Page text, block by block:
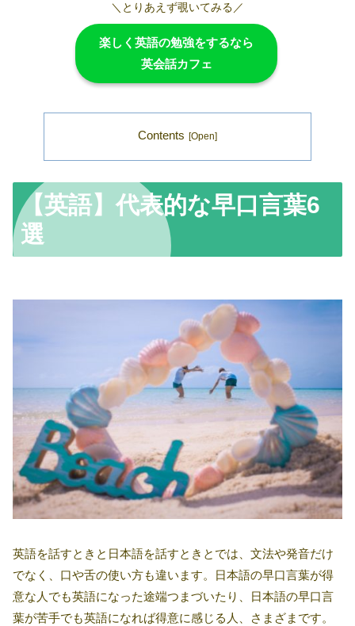
＼とりあえず覗いてみる／
楽しく英語の勉強をするなら
英会話カフェ
Contents
【英語】代表的な早口言葉6
選
英語を話すときと日本語を話すときとでは、文法や発音だけ
でなく、口や舌の使い方も違います。日本語の早口言葉が得
意な人でも英語になった途端つまづいたり、日本語の早口言
葉が苦手でも英語になれば得意に感じる人、さまざまです。